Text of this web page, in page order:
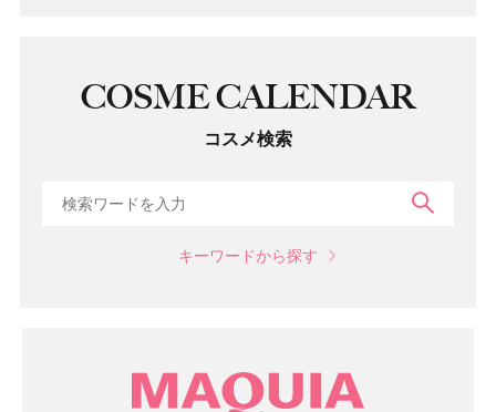
COSME CALENDAR
コスメ検索
キーワードから探す